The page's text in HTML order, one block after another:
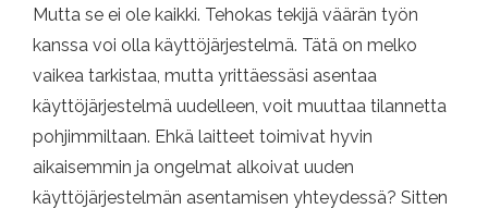
Mutta se ei ole kaikki. Tehokas tekijä väärän työn
kanssa voi olla käyttöjärjestelmä. Tätä on melko
vaikea tarkistaa, mutta yrittäessäsi asentaa
käyttöjärjestelmä uudelleen, voit muuttaa tilannetta
pohjimmiltaan. Ehkä laitteet toimivat hyvin
aikaisemmin ja ongelmat alkoivat uuden
käyttöjärjestelmän asentamisen yhteydessä? Sitten